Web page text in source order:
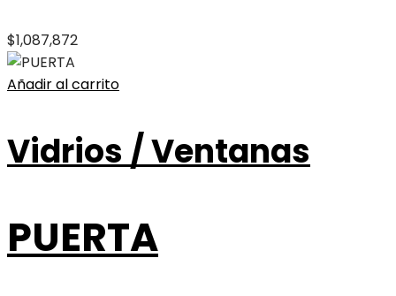
$1,087,872
Añadir al carrito
Vidrios / Ventanas
PUERTA